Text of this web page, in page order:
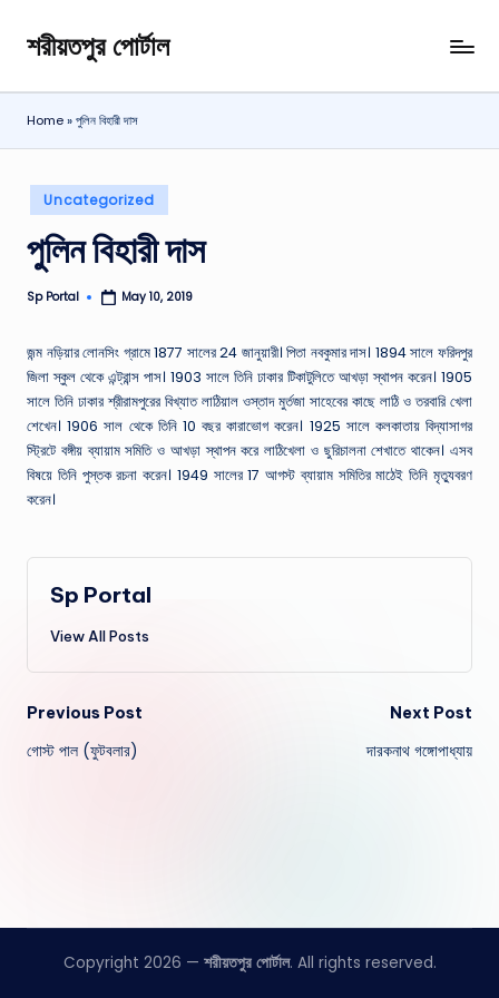
Skip
content
শরীয়তপুর পোর্টাল
শরীয়তপুর
জেলা
বিষয়ক
পোর্টাল
Home»পুলিন বিহারী দাস
Posted
in
Uncategorized
পুলিন বিহারী দাস
Posted
Sp Portal May 10, 2019
জন্ম নড়িয়ার লোনসিং গ্রামে 1877 সালের 24 জানুয়ারী। পিতা নবকুমার দাস। 1894 সালে ফরিদপুর
জিলা স্কুল থেকে এন্ট্রান্স পাস। 1903 সালে তিনি ঢাকার টিকাটুলিতে আখড়া স্থাপন করেন। 1905
সালে তিনি ঢাকার শ্রীরামপুরের বিখ্যাত লাঠিয়াল ওস্তাদ মুর্তজা সাহেবের কাছে লাঠি ও তরবারি খেলা
শেখেন। 1906 সাল থেকে তিনি 10 বছর কারাভোগ করেন। 1925 সালে কলকাতায় বিদ্যাসাগর
স্ট্রিটে বঙ্গীয় ব্যায়াম সমিতি ও আখড়া স্থাপন করে লাঠিখেলা ও ছুরিচালনা শেখাতে থাকেন। এসব
বিষয়ে তিনি পুস্তক রচনা করেন। 1949 সালের 17 আগস্ট ব্যায়াম সমিতির মাঠেই তিনি মৃত্যুবরণ
করেন।
Sp Portal
View All Posts
Post
navigation
Previous Post
গোস্ট পাল (ফুটবলার)
Next Post
দারকনাথ গঙ্গোপাধ্যায়
Copyright 2026 — শরীয়তপুর পোর্টাল. All rights reserved.